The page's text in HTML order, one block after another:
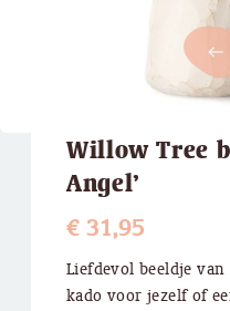
west
Willow Tree
Angel’
€31,95
Liefdevol beeldje
kado voor jezelf of